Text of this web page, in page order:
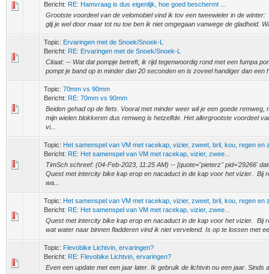
Bericht: RE: Hamvraag is dus eigenlijk, hoe goed beschermt ...
Grootste voordeel van de velomobiel vind ik tov een tweewieler in de
glij je wel door maar tot nu toe ben ik niet omgegaan vanwege de gladheid.
Topic: Ervaringen met de Snoek/Snoek-L
Bericht: RE: Ervaringen met de Snoek/Snoek-L
Citaat: -- Wat dat pompje betreft, ik rijd tegenwoordig rond met een fumpa
pompt je band op in minder dan 20 seconden en is zoveel handiger dan een
Topic: 70mm vs 90mm
Bericht: RE: 70mm vs 90mm
Beiden gehad op de fiets. Vooral met minder weer wil je een goede remweg,
mijn wielen blokkeren dus remweg is hetzelfde. Het allergrootste voordeel
vi...
Topic: Het samenspel van VM met racekap, vizier, zweet, bril, kou, regen en
Bericht: RE: Het samenspel van VM met racekap, vizier, zwee...
TimSch schreef: (04-Feb-2023, 11:25 AM) -- [quote="pieterz" pid='29266'
Quest met intercity bike kap erop en nacaduct in de kap voor het vizier. Bij
wa...
Topic: Het samenspel van VM met racekap, vizier, zweet, bril, kou, regen en
Bericht: RE: Het samenspel van VM met racekap, vizier, zwee...
Quest met intercity bike kap erop en nacaduct in de kap voor het vizier. Bij
wat water naar binnen fladderen vind ik niet vervelend. Is op te lossen met
Topic: Flevobike Lichtvin, ervaringen?
Bericht: RE: Flevobike Lichtvin, ervaringen?
Even een update met een jaar later. Ik gebruik de lichtvin nu een jaar. Sinds